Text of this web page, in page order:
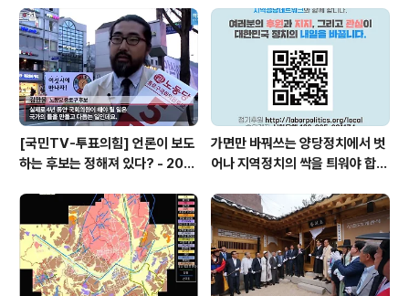
만의 뜨거운 지지를 협상의 조건으로 팔아 넘긴 민주주의
침몰의 사이렌이었습니다. 집권여당 새누리당은 물론 최대
야당 더불어민주당까지 이 정도 수준에 불과합니다. 전현
직 국회의원은 20대 국회에 들여보내..
[국민TV-투표의힘] 언론이 보도
하는 후보는 정해져 있다? - 201
가면만 바꿔쓰는 양당정치에서 벗
어나 지역정치의 싹을 틔워야 합니